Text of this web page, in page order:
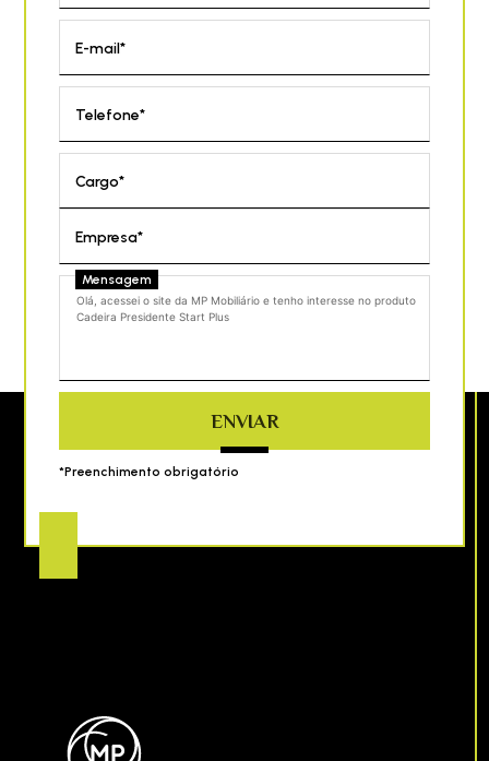
E-mail*
Telefone*
Cargo*
Empresa*
Mensagem
ENVIAR
*Preenchimento obrigatório